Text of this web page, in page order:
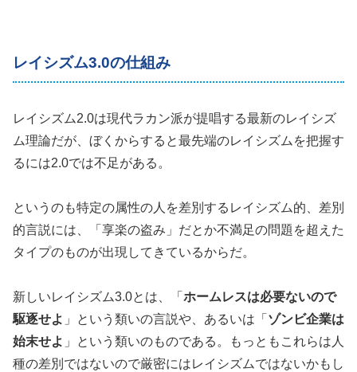
レイシズム3.0の仕組み
レイシズム2.0は現代ラカン派が提唱する最新のレイシズ
ム理論だが、ぼくからすると最先端のレイシズムを把握す
るには2.0では不足がある。
というのも特定の属性の人を差別するレイシズム的、差別
的言説には、「享楽の盗み」だとか不満足の問題を超えた
タイプのものが出現してきているからだ。
新しいレイシズム3.0とは、「 ホームレスは必要ないので
駆逐せよ 」という類いの言説や、あるいは「 ゾンビ企業は
始末せよ 」という類いのものである。もっともこれらは人
種の差別ではないので厳密にはレイシズムではないかもし